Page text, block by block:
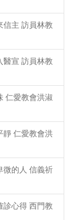
信主 訪員林教
醫宣 訪員林教
仁愛教會洪淑
靜 仁愛教會洪
微的人 信義祈
診心得 西門教